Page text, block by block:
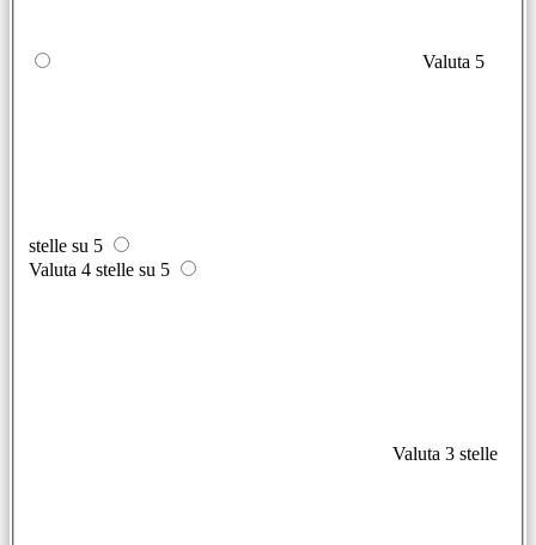
Valuta 5
stelle su 5
Valuta 4 stelle su 5
Valuta 3 stelle